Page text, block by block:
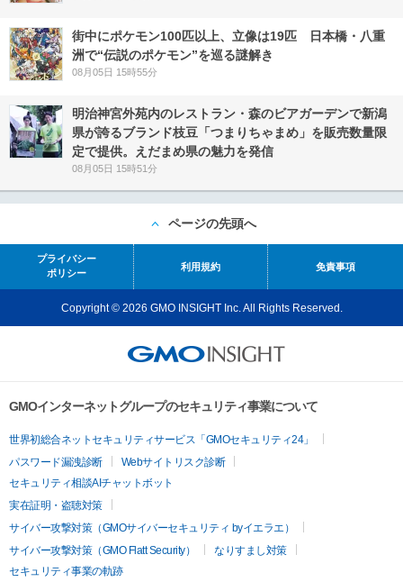
街中にポケモン100匹以上、立像は19匹 日本橋・八重
洲で“伝説のポケモン”を巡る謎解き
08月05日 15時55分
明治神宮外苑内のレストラン・森のビアガーデンで新潟
県が誇るブランド枝豆「つまりちゃまめ」を販売数量限
定で提供。えだまめ県の魅力を発信
08月05日 15時51分
ページの先頭へ
プライバシー
ポリシー
利用規約 免責事項
Copyright © 2026 GMO INSIGHT Inc. All Rights Reserved.
GMOインターネットグループのセキュリティ事業について
世界初総合ネットセキュリティサービス「GMOセキュリティ24」
パスワード漏洩診断
Webサイトリスク診断
セキュリティ相談AIチャットボット
実在証明・盗聴対策
サイバー攻撃対策（GMOサイバーセキュリティ byイエラエ）
サイバー攻撃対策（GMO Flatt Security）
なりすまし対策
セキュリティ事業の軌跡